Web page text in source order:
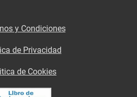
y Condiciones
de Privacidad
de Cookies